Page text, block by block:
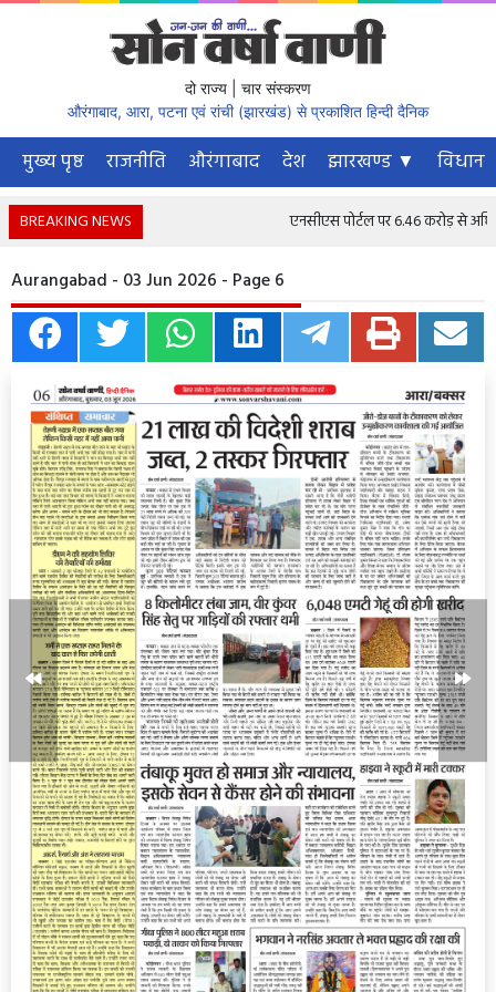
दो राज्य | चार संस्करण
औरंगाबाद, आरा, पटना एवं रांची (झारखंड) से प्रकाशित हिन्दी दैनिक
मुख्य पृष्ठ राजनीति औरंगाबाद देश झारखण्ड ▼
BREAKING NEWS एनसीएस पोर्टल पर 6.46 करोड़ से
Aurangabad - 03 Jun 2026 - Page 6